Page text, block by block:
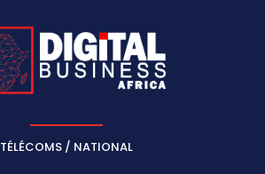
TÉLÉCOMS / NATIONAL